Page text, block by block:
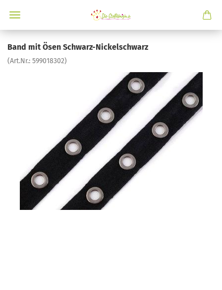
Band mit Ösen Schwarz-Nickelschwarz
(Art.Nr.: 599018302)